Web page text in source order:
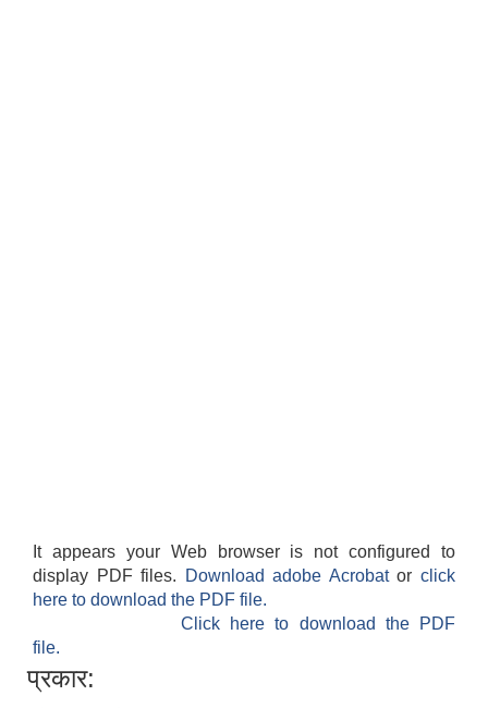
It appears your Web browser is not configured to
display PDF files.
Download adobe Acrobatorclick
here to download the PDF file.
Click here to download the PDF
file.
प्रकार: